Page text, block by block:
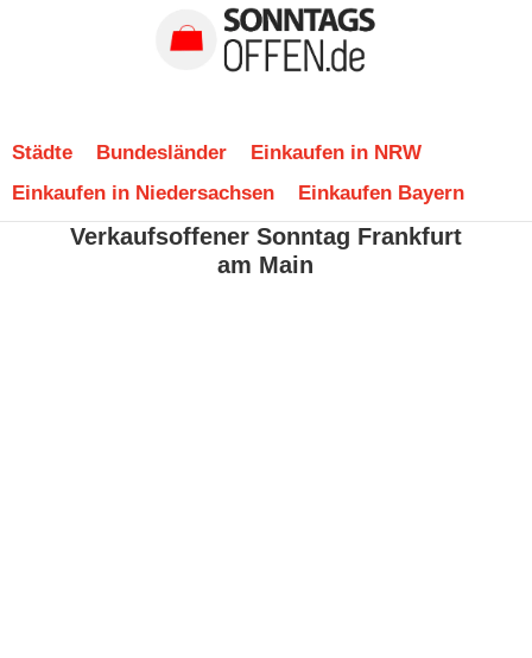
Städte Bundesländer
Einkaufen in NRW
Einkaufen in Niedersachsen
Einkaufen Bayern
Verkaufsoffener Sonntag Frankfurt
am Main